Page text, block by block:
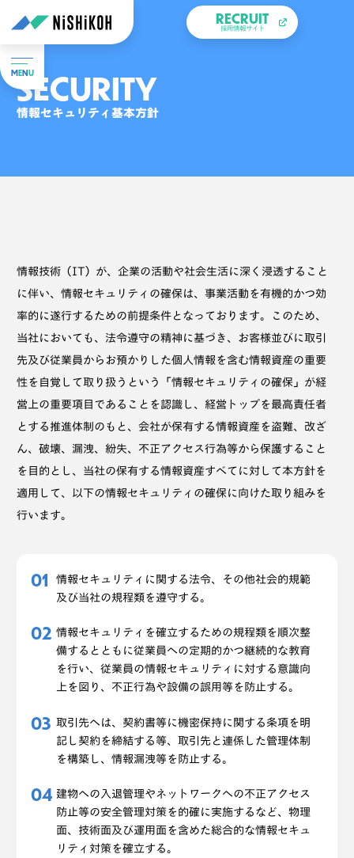
RECRUIT
採用情報サイト
MENU
SECURITY
情報セキュリティ基本方針
情報技術（IT）が、企業の活動や社会生活に深く浸透すること
に伴い、情報セキュリティの確保は、事業活動を有機的かつ効
率的に遂行するための前提条件となっております。このため、
当社においても、法令遵守の精神に基づき、お客様並びに取引
先及び従業員からお預かりした個人情報を含む情報資産の重要
性を自覚して取り扱うという「情報セキュリティの確保」が経
営上の重要項目であることを認識し、経営トップを最高責任者
とする推進体制のもと、会社が保有する情報資産を盗難、改ざ
ん、破壊、漏洩、紛失、不正アクセス行為等から保護すること
を目的とし、当社の保有する情報資産すべてに対して本方針を
適用して、以下の情報セキュリティの確保に向けた取り組みを
行います。
情報セキュリティに関する法令、その他社会的規範
及び当社の規程類を遵守する。
情報セキュリティを確立するための規程類を順次整
備するとともに従業員への定期的かつ継続的な教育
を行い、従業員の情報セキュリティに対する意識向
上を図り、不正行為や設備の誤用等を防止する。
取引先へは、契約書等に機密保持に関する条項を明
記し契約を締結する等、取引先と連係した管理体制
を構築し、情報漏洩等を防止する。
建物への入退管理やネットワークへの不正アクセス
防止等の安全管理対策を的確に実施するなど、物理
面、技術面及び運用面を含めた総合的な情報セキュ
リティ対策を確立する。